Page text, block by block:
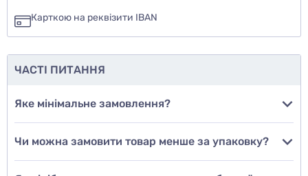
ще не знаю
Додати відгук
Карткою на реквізити IBAN
ЧАСТІ ПИТАННЯ
Яке мінімальне замовлення?
Чи можна замовити товар менше за упаковку?